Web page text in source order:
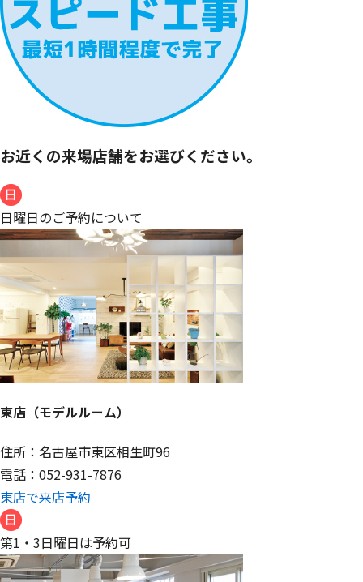
お近くの来場店舗をお選びください。
日曜日のご予約について
東店（モデルルーム）
住所：名古屋市東区相生町96
電話：052-931-7876
東店で来店予約
第1・3日曜日は予約可